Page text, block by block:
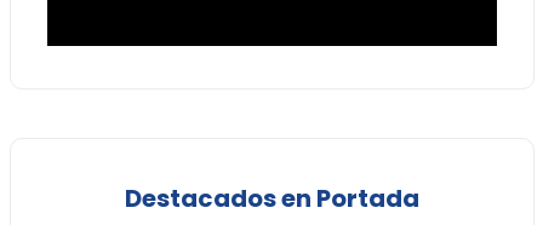
Destacados en Portada